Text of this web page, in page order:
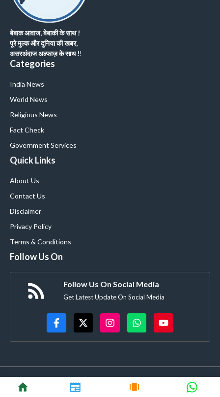
बेबाक आवाज, बेबाकी के साथ !
पूरे मुल्क और दुनिया की खबर,
असरअंदाज अल्फाज़ के साथ !!
Categories
India News
World News
Religious News
Fact Check
Government Services
Quick Links
About Us
Contact Us
Disclaimer
Privacy Policy
Terms & Conditions
Follow Us On
Follow Us On Social Media
Get Latest Update On Social Media
© BebakAwaz.Com | All Rights Reserved.